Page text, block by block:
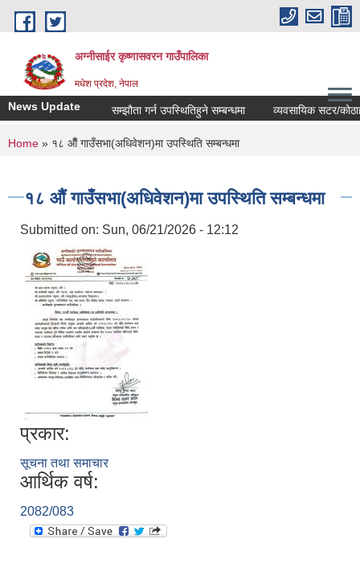
Skip to main content
अग्नीसाईर कृष्णासवरन गाउँपालिका
मधेश प्रदेश, नेपाल
News Update सम्झौता गर्न उपस्थितिहुने सम्बन्धमा व्यवसायिक सटर/
You are here
Home » १८ औैं गाउँसभा(अधिवेशन)मा उपस्थिति सम्बन्धमा
१८ औैं गाउँसभा(अधिवेशन)मा उपस्थिति सम्बन्धमा
Submitted on: Sun, 06/21/2026 - 12:12
प्रकार:
सूचना तथा समाचार
आर्थिक वर्ष:
2082/083